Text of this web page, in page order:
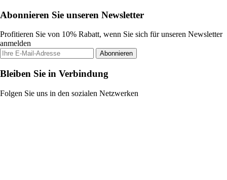
Abonnieren Sie unseren Newsletter
Profitieren Sie von 10% Rabatt, wenn Sie sich für unseren Newsletter
anmelden
Abonnieren
Bleiben Sie in Verbindung
Folgen Sie uns in den sozialen Netzwerken